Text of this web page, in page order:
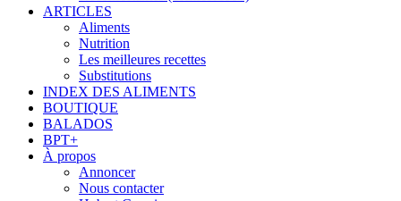
ARTICLES
Aliments
Nutrition
Les meilleures recettes
Substitutions
INDEX DES ALIMENTS
BOUTIQUE
BALADOS
BPT+
À propos
Annoncer
Nous contacter